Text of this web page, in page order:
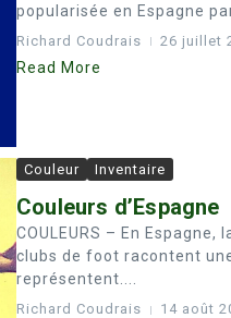
popularisée en Espagne
Richard Coudrais 26 juillet
Read More
Couleur Inventaire
Couleurs d’Espagne
COULEURS – En
clubs de foot racontent
représentent....
Richard Coudrais 14 août